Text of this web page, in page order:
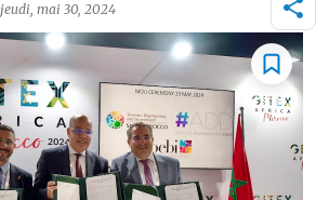
jeudi, mai 30, 2024